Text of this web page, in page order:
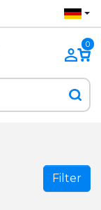
0
Filter